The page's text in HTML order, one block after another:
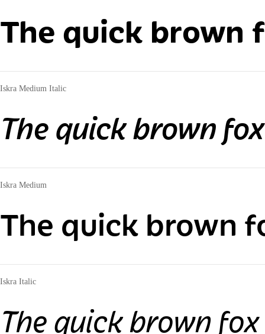
The quick brown
Iskra Medium Italic
The quick brown
Iskra Medium
The quick brown
Iskra Italic
The quick brown